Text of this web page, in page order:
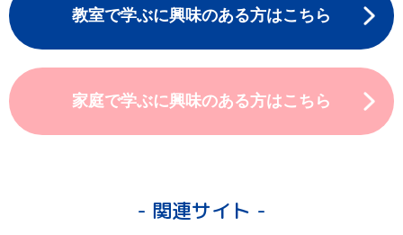
教室で学ぶに興味のある方はこちら
家庭で学ぶに興味のある方はこちら
- 関連サイト -